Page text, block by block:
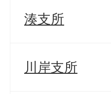
湊支所
川岸支所